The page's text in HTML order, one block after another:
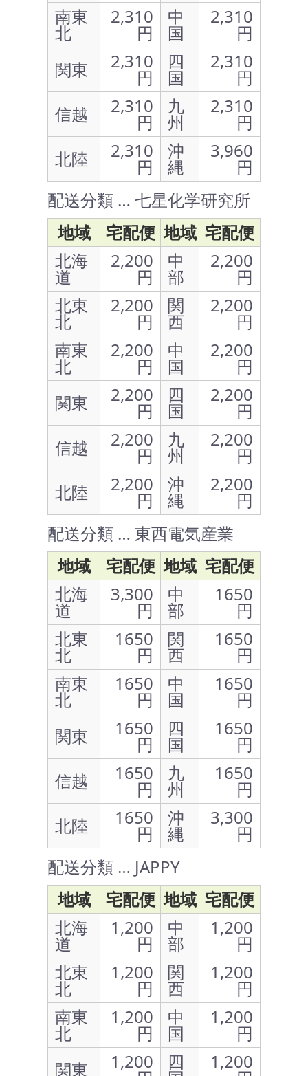
南東
北
2,310
円
中
国
2,310
円
関東
2,310
円
四
国
2,310
円
信越
2,310
円
九
州
2,310
円
北陸
2,310
円
沖
縄
3,960
円
配送分類 … 七星化学研究所
地域
宅配便 地域 宅配便
北海
道
2,200
円
中
部
2,200
円
北東
北
2,200
円
関
西
2,200
円
南東
北
2,200
円
中
国
2,200
円
関東
2,200
円
四
国
2,200
円
信越
2,200
円
九
州
2,200
円
北陸
2,200
円
沖
縄
2,200
円
配送分類 … 東西電気産業
地域
宅配便 地域 宅配便
北海
道
3,300
円
中
部
1650
円
北東
北
1650
円
関
西
1650
円
南東
北
1650
円
中
国
1650
円
関東
1650
円
四
国
1650
円
信越
1650
円
九
州
1650
円
北陸
1650
円
沖
縄
3,300
円
配送分類 … JAPPY
地域
宅配便 地域 宅配便
北海
道
1,200
円
中
部
1,200
円
北東
北
1,200
円
関
西
1,200
円
南東
北
1,200
円
中
国
1,200
円
関東
1,200 四 1,200